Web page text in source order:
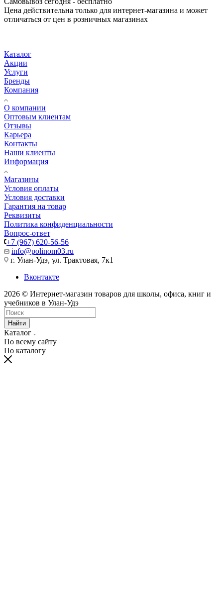
Цена действительна только для интернет-магазина и может
отличаться от цен в розничных магазинах
Каталог
Акции
Услуги
Бренды
Компания
О компании
Оптовым клиентам
Отзывы
Карьера
Контакты
Наши клиенты
Информация
Магазины
Условия оплаты
Условия доставки
Гарантия на товар
Реквизиты
Политика конфиденциальности
Вопрос-ответ
+7 (967) 620-56-56
info@polinom03.ru
г. Улан-Удэ, ул. Трактовая, 7к1
Вконтакте
2026 © Интернет-магазин товаров для школы, офиса, книг и
учебников в Улан-Удэ
Найти
Каталог
По всему сайту
По каталогу